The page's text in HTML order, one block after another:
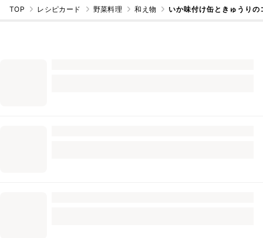
TOP レシピカード 野菜料理 和え物 いか味付け缶ときゅうり